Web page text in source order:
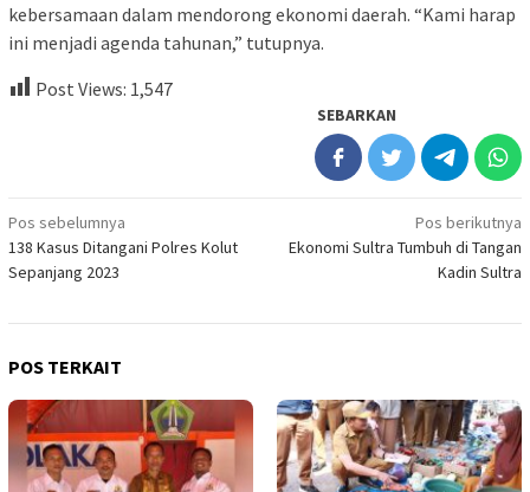
kebersamaan dalam mendorong ekonomi daerah. “Kami harap
ini menjadi agenda tahunan,” tutupnya.
Post Views: 1,547
SEBARKAN
Navigasi
pos
Pos sebelumnya
138 Kasus Ditangani Polres Kolut
Sepanjang 2023
Pos berikutnya
Ekonomi Sultra Tumbuh di Tangan
Kadin Sultra
POS TERKAIT